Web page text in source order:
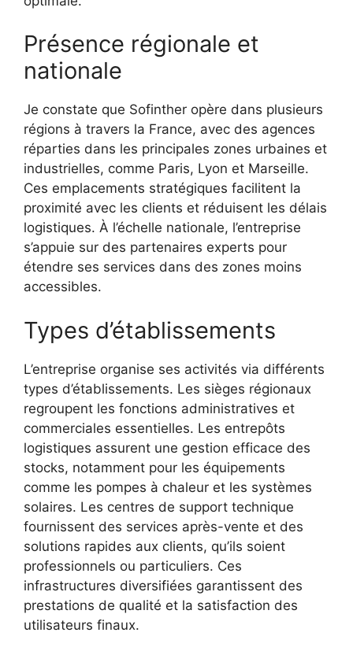
Présence régionale et
nationale
Je constate que Sofinther opère dans plusieurs
régions à travers la France, avec des agences
réparties dans les principales zones urbaines et
industrielles, comme Paris, Lyon et Marseille.
Ces emplacements stratégiques facilitent la
proximité avec les clients et réduisent les délais
logistiques. À l’échelle nationale, l’entreprise
s’appuie sur des partenaires experts pour
étendre ses services dans des zones moins
accessibles.
Types d’établissements
L’entreprise organise ses activités via différents
types d’établissements. Les sièges régionaux
regroupent les fonctions administratives et
commerciales essentielles. Les entrepôts
logistiques assurent une gestion efficace des
stocks, notamment pour les équipements
comme les pompes à chaleur et les systèmes
solaires. Les centres de support technique
fournissent des services après-vente et des
solutions rapides aux clients, qu’ils soient
professionnels ou particuliers. Ces
infrastructures diversifiées garantissent des
prestations de qualité et la satisfaction des
utilisateurs finaux.